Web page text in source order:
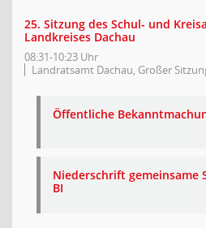
25. Sitzung des Schul- und
Landkreises Dachau
08:31-10:23 Uhr
Landratsamt Dachau, Großer
Öffentliche
Niederschrift gemeinsame
BI